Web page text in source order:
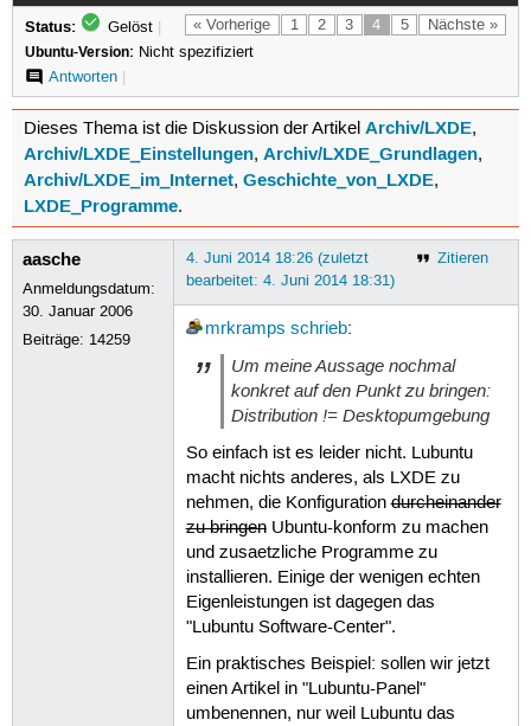
« Vorherige 1 2 3 4 5 Nächste »
Status: Gelöst |
Ubuntu-Version: Nicht spezifiziert
Antworten|
Dieses Thema ist die Diskussion der Artikel Archiv/LXDE,
Archiv/LXDE_Einstellungen, Archiv/LXDE_Grundlagen,
Archiv/LXDE_im_Internet, Geschichte_von_LXDE,
LXDE_Programme.
aasche
Anmeldungsdatum:
30. Januar 2006
Beiträge: 14259
Zitieren
4. Juni 2014 18:26 (zuletzt
bearbeitet: 4. Juni 2014 18:31)
mrkramps schrieb:
Um meine Aussage nochmal
konkret auf den Punkt zu bringen:
Distribution != Desktopumgebung
So einfach ist es leider nicht. Lubuntu
macht nichts anderes, als LXDE zu
nehmen, die Konfigurationdurcheinander
zu bringenUbuntu-konform zu machen
und zusaetzliche Programme zu
installieren. Einige der wenigen echten
Eigenleistungen ist dagegen das
"Lubuntu Software-Center".
Ein praktisches Beispiel: sollen wir jetzt
einen Artikel in "Lubuntu-Panel"
umbenennen, nur weil Lubuntu das